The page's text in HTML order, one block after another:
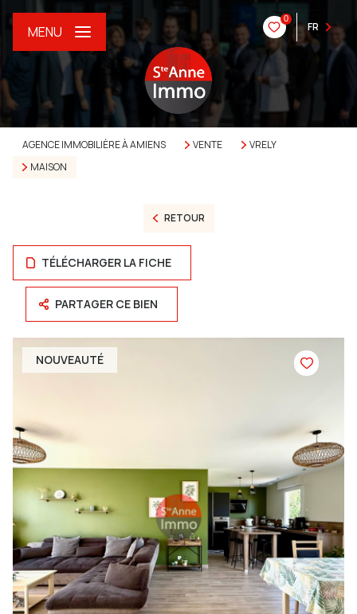
0
FR
MENU
AGENCE IMMOBILIÈRE À AMIENS VENTE
VRELY
MAISON
RETOUR
TÉLÉCHARGER LA FICHE
PARTAGER CE BIEN
NOUVEAUTÉ